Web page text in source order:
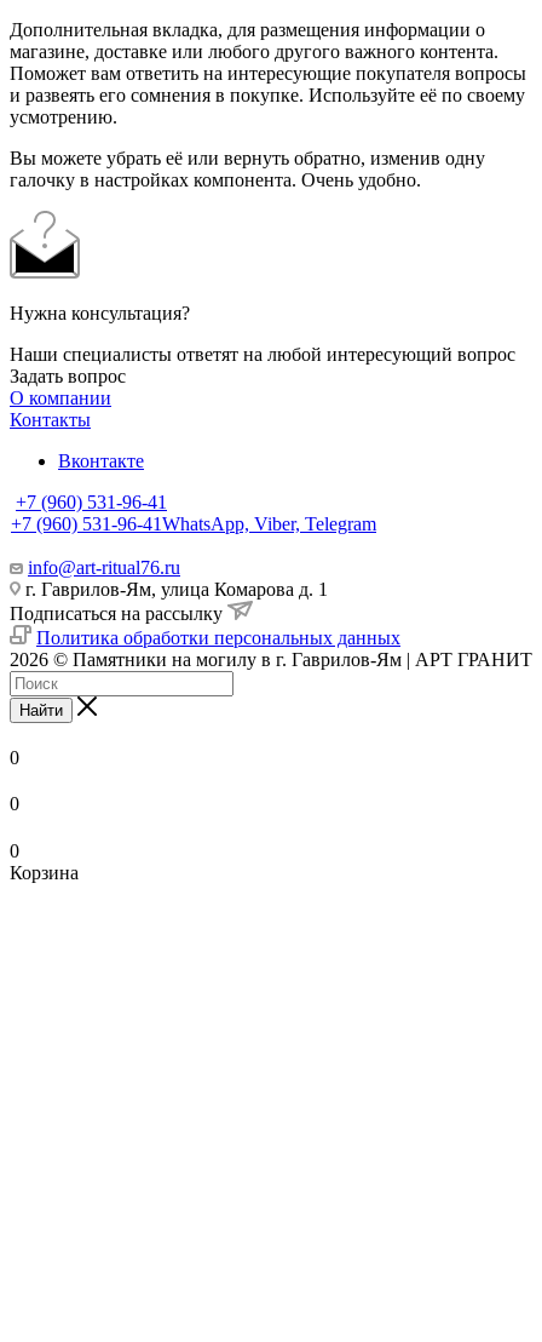
Дополнительная вкладка, для размещения информации о
магазине, доставке или любого другого важного контента.
Поможет вам ответить на интересующие покупателя вопросы
и развеять его сомнения в покупке. Используйте её по своему
усмотрению.
Вы можете убрать её или вернуть обратно, изменив одну
галочку в настройках компонента. Очень удобно.
Нужна консультация?
Наши специалисты ответят на любой интересующий вопрос
Задать вопрос
О компании
Контакты
Вконтакте
+7 (960) 531-96-41
+7 (960) 531-96-41WhatsApp, Viber, Telegram
info@art-ritual76.ru
г. Гаврилов-Ям, улица Комарова д. 1
Подписаться на рассылку
Политика обработки персональных данных
2026 © Памятники на могилу в г. Гаврилов-Ям | АРТ ГРАНИТ
Найти
0
0
0
Корзина